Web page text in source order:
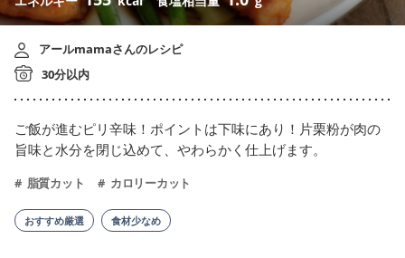
アールmamaさんのレシピ
30分以内
ご飯が進むピリ辛味！ポイントは下味にあり！片栗粉が肉の
旨味と水分を閉じ込めて、やわらかく仕上げます。
脂質カット カロリーカット
おすすめ厳選 食材少なめ